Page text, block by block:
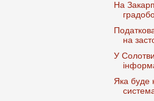
На
на
У
Яка буде